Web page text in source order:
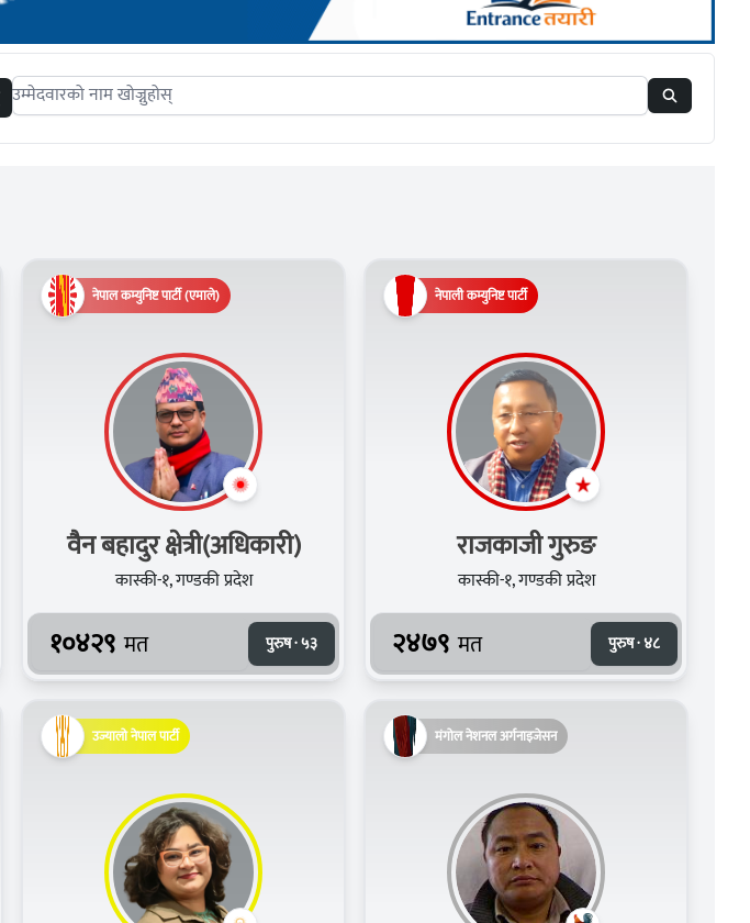
Search candidates
नेपाल कम्युनिष्ट पार्टी (एमाले)
वैन बहादुर क्षेत्री(अधिकारी)
कास्की-१, गण्डकी प्रदेश
१०४२९ मत पुरुष · ५३
नेपाली कम्युनिष्ट पार्टी
राजकाजी गुरुङ
कास्की-१, गण्डकी प्रदेश
२४७९ मत पुरुष · ४८
उज्यालो नेपाल पार्टी मंगोल नेशनल अर्गनाइजेसन